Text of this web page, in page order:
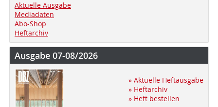
Aktuelle Ausgabe
Mediadaten
Abo-Shop
Heftarchiv
Ausgabe 07-08/2026
» Aktuelle Heftausgabe
» Heftarchiv
» Heft bestellen